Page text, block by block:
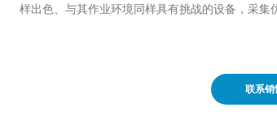
样出色、与其作业环境同样具有挑战的设备，采
联系销